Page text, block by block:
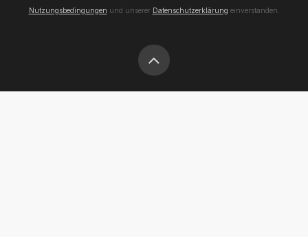
Nutzungsbedingungen und unserer Datenschutzerklärung einverstanden.